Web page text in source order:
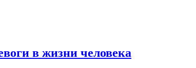
в жизни человека